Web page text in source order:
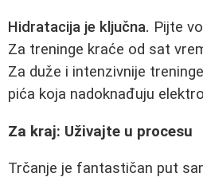
Hidratacija je ključna. Pijte
Za treninge kraće od sat
Za duže i intenzivnije
pića koja nadoknađuju
Za kraj: Uživajte u procesu
Trčanje je fantastičan put